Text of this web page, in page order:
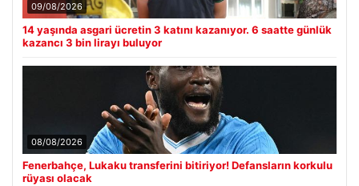
09/08/2026
14 yaşında asgari ücretin 3 katını kazanıyor. 6 saatte günlük
kazancı 3 bin lirayı buluyor
08/08/2026
Fenerbahçe, Lukaku transferini bitiriyor! Defansların korkulu
rüyası olacak